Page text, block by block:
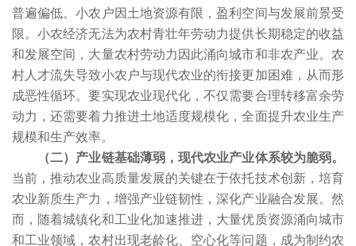
普遍偏低。小农户因土地资源有限，盈利空间与发展前景受
限。小农经济无法为农村青壮年劳动力提供长期稳定的收益
和发展空间，大量农村劳动力因此涌向城市和非农产业。农
村人才流失导致小农户与现代农业的衔接更加困难，从而形
成恶性循环。要实现农业现代化，不仅需要合理转移富余劳
动力，还需要着力推进土地适度规模化，全面提升农业生产
规模和生产效率。
（二）产业链基础薄弱，现代农业产业体系较为脆弱。
当前，推动农业高质量发展的关键在于依托技术创新，培育
农业新质生产力，增强产业链韧性，深化产业融合发展。然
而，随着城镇化和工业化加速推进，大量优质资源涌向城市
和工业领域，农村出现老龄化、空心化等问题，成为制约农